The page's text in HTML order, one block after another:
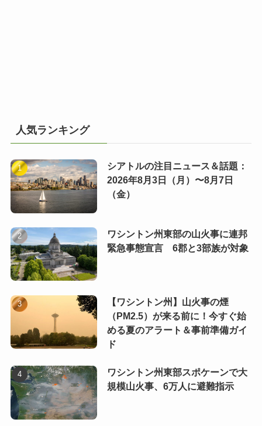
人気ランキング
シアトルの注目ニュース＆話題：
2026年8月3日（月）〜8月7日
（金）
ワシントン州東部の山火事に連邦
緊急事態宣言 6郡と3部族が対象
【ワシントン州】山火事の煙
（PM2.5）が来る前に！今すぐ始
める夏のアラート＆事前準備ガイ
ド
ワシントン州東部スポケーンで大
規模山火事、6万人に避難指示